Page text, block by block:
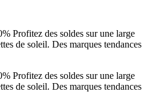
Profitez des soldes sur une large
de soleil. Des marques tendances
Profitez des soldes sur une large
de soleil. Des marques tendances